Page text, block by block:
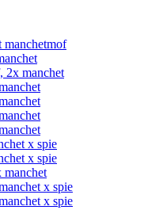
manchetmof
2x manchet
x spie
x spie
manchet
x spie
x spie